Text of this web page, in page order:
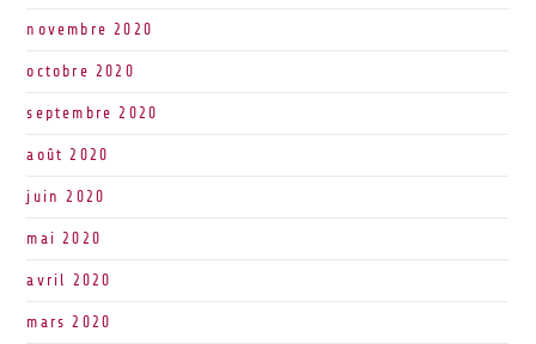
novembre 2020
octobre 2020
septembre 2020
août 2020
juin 2020
mai 2020
avril 2020
mars 2020